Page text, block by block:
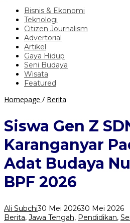
Bisnis & Ekonomi
Teknologi
Citizen Journalism
Advertorial
Artikel
Gaya Hidup
Seni Budaya
Wisata
Featured
Homepage / Berita
SDN
Pada
Kirab
Adat
Budaya
Nusantara
2026
Siswa Gen Z
Karanganyar
Adat Budaya
BPF 2026
Ali Subchi30 Mei 202630 Mei 2026
Berita, Jawa Tengah, Pendidikan,